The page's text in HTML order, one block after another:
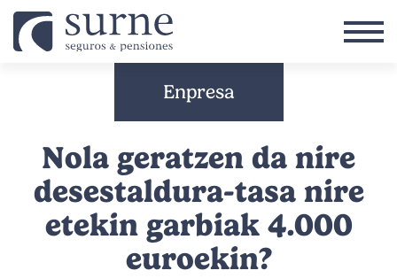
Skip to main content
Enpresa
Nola geratzen da nire
desestaldura-tasa nire
etekin garbiak 4.000
euroekin?